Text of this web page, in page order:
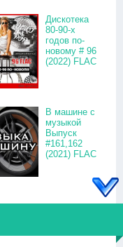
Дискотека
80-90-х
годов по-
новому # 96
(2022) FLAC
В машине с
музыкой
Выпуск
#161,162
(2021) FLAC